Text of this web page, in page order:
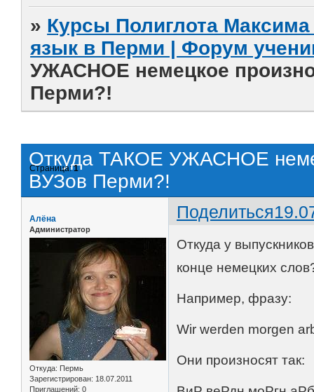
» Курсы Полиглота
язык в Перми | Форум
УЖАСНОЕ немецкое
Перми?!
Откуда ТАКОЕ УЖАСНОЕ
ВУЗов Перми?!
Страница:1
Поделиться
Алёна
Администратор
Откуда: Пермь
Зарегистрирован: 18.07.2011
Приглашений: 0
Откуда у
конце немецких
Например, фразу:
Wir werden morgen
Они произносят так: